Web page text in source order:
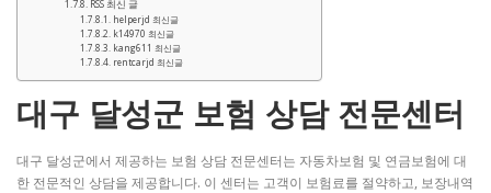
RSS 최신 글
helperjd 최신글
k14970 최신글
kang611 최신글
rentcarjd 최신글
대구 달성군 보험 상담 전문센터
대구 달성군에서 제공하는 보험 상담 전문센터는 자동차보험 및 연금보험에 대
한 전문적인 상담을 제공합니다. 이 센터는 고객이 보험료를 절약하고, 보장내역